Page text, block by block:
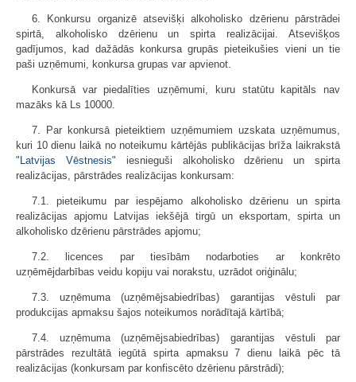
6. Konkursu organizē atsevišķi alkoholisko dzērienu pārstrādei
spirtā, alkoholisko dzērienu un spirta realizācijai. Atsevišķos
gadījumos, kad dažādās konkursa grupās pieteikušies vieni un tie
paši uzņēmumi, konkursa grupas var apvienot.
Konkursā var piedalīties uzņēmumi, kuru statūtu kapitāls nav
mazāks kā Ls 10000.
7. Par konkursā pieteiktiem uzņēmumiem uzskata uzņēmumus,
kuri 10 dienu laikā no noteikumu kārtējās publikācijas brīža laikrakstā
" Latvijas Vēstnesis" iesnieguši alkoholisko dzērienu un spirta
realizācijas, pārstrādes realizācijas konkursam:
7.1. pieteikumu par iespējamo alkoholisko dzērienu un spirta
realizācijas apjomu Latvijas iekšējā tirgū un eksportam, spirta un
alkoholisko dzērienu pārstrādes apjomu;
7.2. licences par tiesībām nodarboties ar konkrēto
uzņēmējdarbības veidu kopiju vai norakstu, uzrādot oriģinālu;
7.3. uzņēmuma (uzņēmējsabiedrības) garantijas vēstuli par
produkcijas apmaksu šajos noteikumos norādītajā kārtībā;
7.4. uzņēmuma (uzņēmējsabiedrības) garantijas vēstuli par
pārstrādes rezultātā iegūtā spirta apmaksu 7 dienu laikā pēc tā
realizācijas (konkursam par konfiscēto dzērienu pārstrādi);